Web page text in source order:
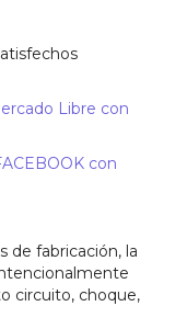
Libre con
con
de fabricación, la
circuito, choque,